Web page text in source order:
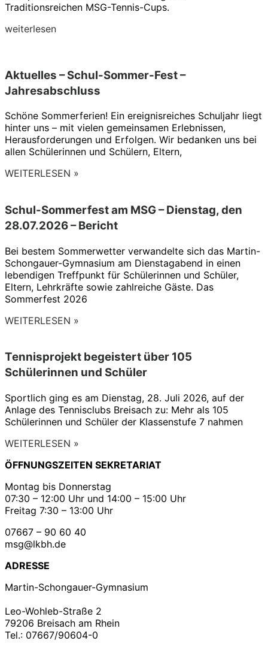
Traditionsreichen MSG-Tennis-Cups.
weiterlesen
Aktuelles – Schul-Sommer-Fest –
Jahresabschluss
Schöne Sommerferien! Ein ereignisreiches Schuljahr liegt
hinter uns – mit vielen gemeinsamen Erlebnissen,
Herausforderungen und Erfolgen. Wir bedanken uns bei
allen Schülerinnen und Schülern, Eltern,
WEITERLESEN »
Schul-Sommerfest am MSG – Dienstag, den
28.07.2026 – Bericht
Bei bestem Sommerwetter verwandelte sich das Martin-
Schongauer-Gymnasium am Dienstagabend in einen
lebendigen Treffpunkt für Schülerinnen und Schüler,
Eltern, Lehrkräfte sowie zahlreiche Gäste. Das
Sommerfest 2026
WEITERLESEN »
Tennisprojekt begeistert über 105
Schülerinnen und Schüler
Sportlich ging es am Dienstag, 28. Juli 2026, auf der
Anlage des Tennisclubs Breisach zu: Mehr als 105
Schülerinnen und Schüler der Klassenstufe 7 nahmen
WEITERLESEN »
ÖFFNUNGSZEITEN SEKRETARIAT
Montag bis Donnerstag
07:30 – 12:00 Uhr und 14:00 – 15:00 Uhr
Freitag 7:30 – 13:00 Uhr
07667 – 90 60 40
msg@lkbh.de
ADRESSE
Martin-Schongauer-Gymnasium
Leo-Wohleb-Straße 2
79206 Breisach am Rhein
Tel.: 07667/90604-0